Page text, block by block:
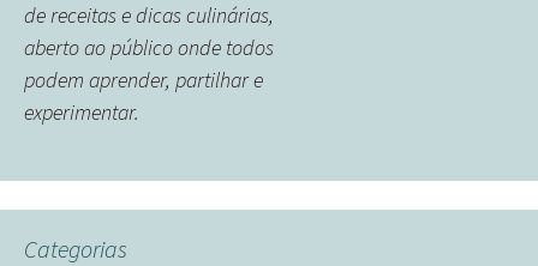
de receitas e dicas culinárias,
aberto ao público onde todos
podem aprender, partilhar e
experimentar.
Categorias